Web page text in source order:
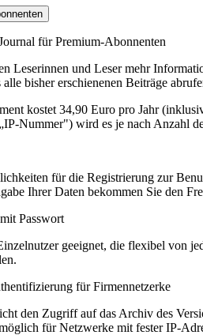
für Premium-Abonnenten
Leserinnen und Leser mehr
bisher erschienenen Beiträge
kostet 34,90 Euro pro Jahr
Nummer") wird es je nach Anzahl
für die Registrierung zur
Ihrer Daten bekommen Sie den
Passwort
geeignet, die flexibel von
für Firmennetzerke
den Zugriff auf das Archiv des
für Netzwerke mit fester IP-